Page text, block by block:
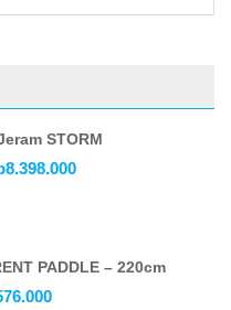
STORM
8.398.000
PADDLE – 220cm